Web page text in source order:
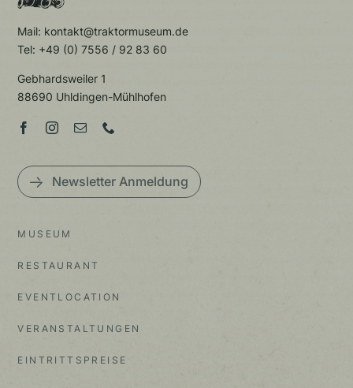
Mail: kontakt@traktormuseum.de
Tel: +49 (0) 7556 / 92 83 60
Gebhardsweiler 1
88690 Uhldingen-Mühlhofen
Newsletter Anmeldung
MUSEUM
RESTAURANT
EVENTLOCATION
VERANSTALTUNGEN
EINTRITTSPREISE